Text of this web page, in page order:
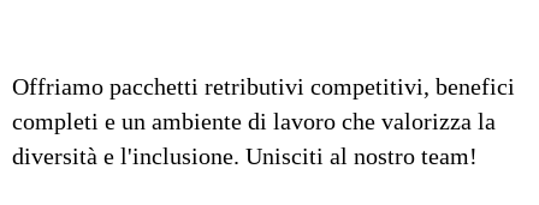
Offriamo pacchetti retributivi competitivi, benefici
completi e un ambiente di lavoro che valorizza la
diversità e l'inclusione. Unisciti al nostro team!